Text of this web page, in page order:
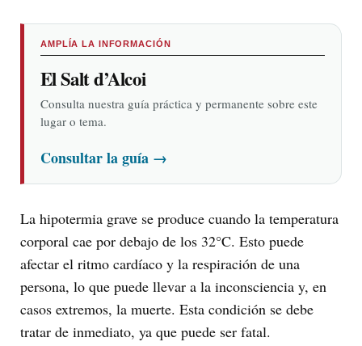
AMPLÍA LA INFORMACIÓN
El Salt d’Alcoi
Consulta nuestra guía práctica y permanente sobre este
lugar o tema.
Consultar la guía →
La hipotermia grave se produce cuando la temperatura
corporal cae por debajo de los 32°C. Esto puede
afectar el ritmo cardíaco y la respiración de una
persona, lo que puede llevar a la inconsciencia y, en
casos extremos, la muerte. Esta condición se debe
tratar de inmediato, ya que puede ser fatal.